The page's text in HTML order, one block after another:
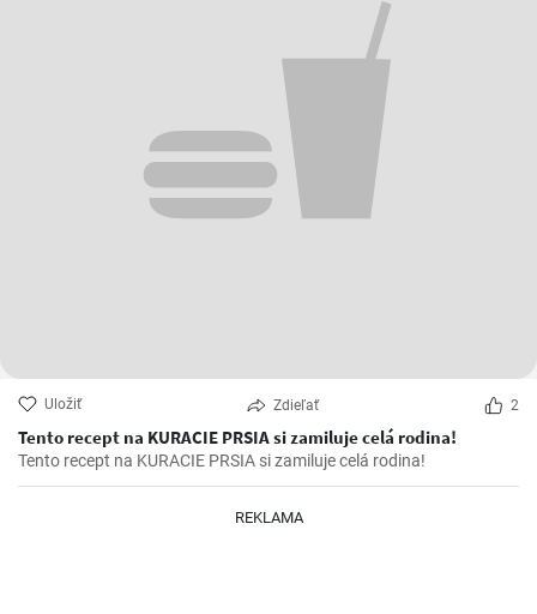
Uložiť Zdieľať 2
Tento recept na KURACIE PRSIA si zamiluje celá rodina!
Tento recept na KURACIE PRSIA si zamiluje celá rodina!
REKLAMA